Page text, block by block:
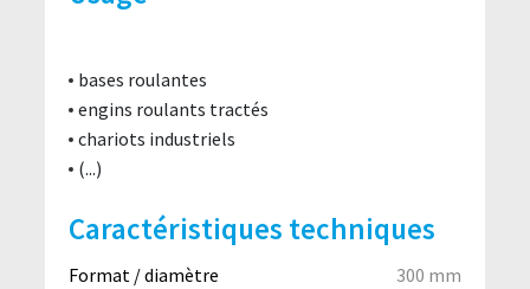
bases roulantes
engins roulants tractés
chariots industriels
(...)
Caractéristiques techniques
Format / diamètre
300 mm